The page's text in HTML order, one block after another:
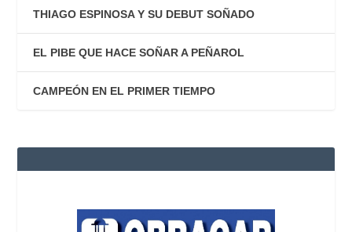
THIAGO ESPINOSA Y SU DEBUT SOÑADO
EL PIBE QUE HACE SOÑAR A PEÑAROL
CAMPEÓN EN EL PRIMER TIEMPO